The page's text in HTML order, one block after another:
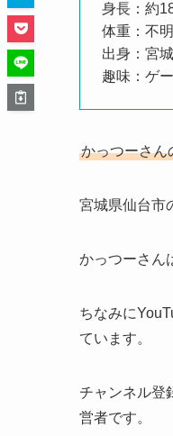
身長：約
体重：不明
出身：宮
趣味：ゲ
かっつーさん
宮城県仙台市
かっつーさん
ちなみに
ています。
チャンネル登
営者です。